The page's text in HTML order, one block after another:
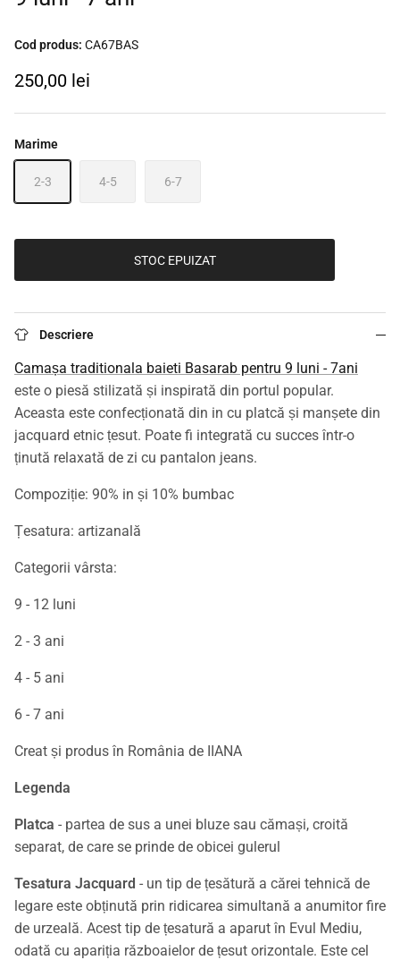
Cod produs: CA67BAS
250,00 lei
Marime
2-3 4-5 6-7
STOC EPUIZAT
Descriere
Camașa traditionala baieti Basarab pentru 9 luni - 7ani
este o piesă stilizată și inspirată din portul popular.
Aceasta este confecționată din in cu platcă și manșete din
jacquard etnic țesut. Poate fi integrată cu succes într-o
ținută relaxată de zi cu pantalon jeans.
Compoziție: 90% in și 10% bumbac
Țesatura: artizanală
Categorii vârsta:
9 - 12 luni
2 - 3 ani
4 - 5 ani
6 - 7 ani
Creat și produs în România de IIANA
Legenda
Platca - partea de sus a unei bluze sau cămași, croită
separat, de care se prinde de obicei gulerul
Tesatura Jacquard - un tip de țesătură a cărei tehnică de
legare este obținută prin ridicarea simultană a anumitor fire
de urzeală. Acest tip de țesatură a aparut în Evul Mediu,
odată cu apariția războaielor de țesut orizontale. Este cel